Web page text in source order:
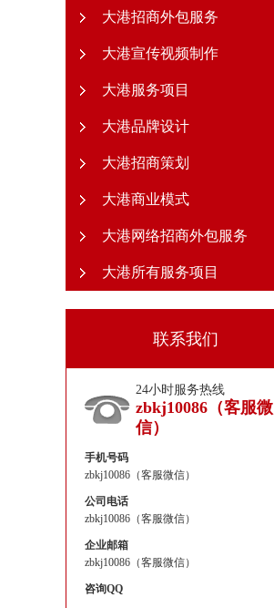
大港招商外包服务
大港宣传视频制作
大港服务项目
大港品牌设计
大港招商策划
大港商业模式
大港网络招商外包服务
大港所有服务项目
联系我们
24小时服务热线
zbkj10086（客服微
信）
手机号码
zbkj10086（客服微信）
公司电话
zbkj10086（客服微信）
企业邮箱
zbkj10086（客服微信）
咨询QQ